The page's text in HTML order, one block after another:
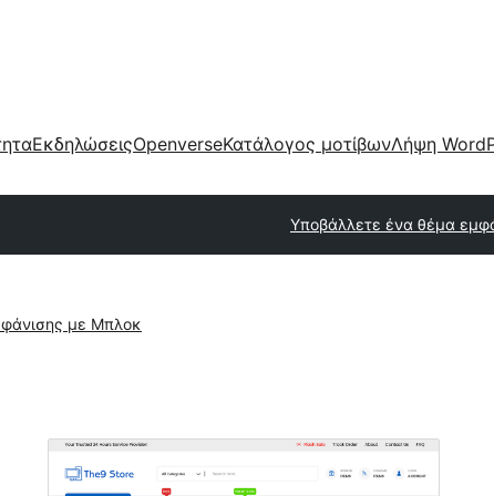
ΕκδηλώσειςOpenverseΚατάλογος μοτίβωνΛήψη
Υποβάλλετε ένα θέμα
με Μπλοκ